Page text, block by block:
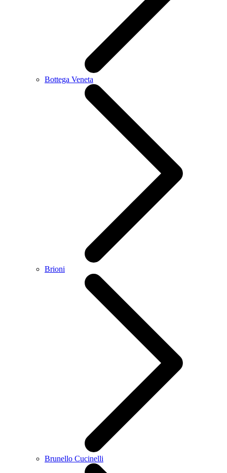
Bottega Veneta
Brioni
Brunello Cucinelli